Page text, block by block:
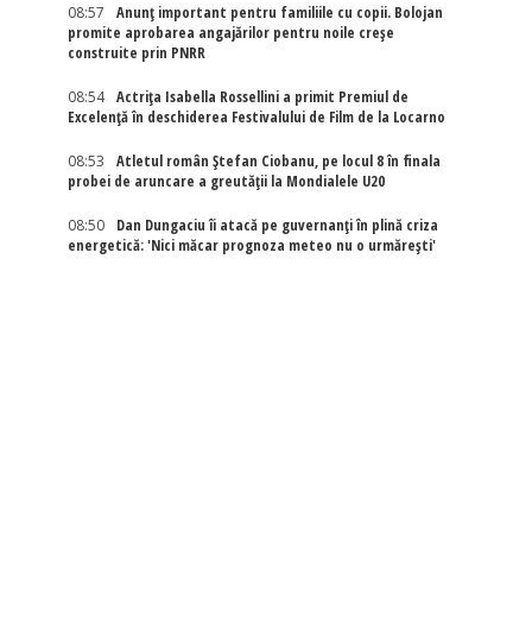
08:57
Anunț important pentru familiile cu copii. Bolojan
promite aprobarea angajărilor pentru noile creșe
construite prin PNRR
08:54
Actriţa Isabella Rossellini a primit Premiul de
Excelenţă în deschiderea Festivalului de Film de la Locarno
08:53
Atletul român Ștefan Ciobanu, pe locul 8 în finala
probei de aruncare a greutății la Mondialele U20
08:50
Dan Dungaciu îi atacă pe guvernanți în plină criza
energetică: 'Nici măcar prognoza meteo nu o urmărești'